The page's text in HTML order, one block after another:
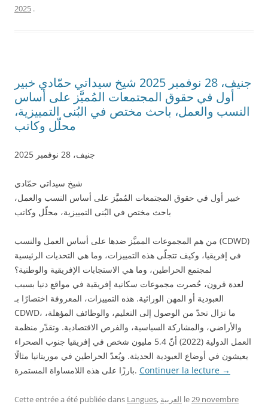
2025 .
جنيف، 28 نوفمبر 2025 شيخ سيداتي حمّادي خبير
أول في حقوق المجتمعات المُميَّز على أساس
النسب والعمل، باحث مختص في البُنى التمييزية،
محلّل وكاتب
جنيف، 28 نوفمبر 2025
شيخ سيداتي حمّادي
خبير أول في حقوق المجتمعات المُميَّز على أساس النسب والعمل،
باحث مختص في البُنى التمييزية، محلّل وكاتب
من هم المجموعات المميَّز ضدها على أساس العمل والنسب (CDWD)
في إفريقيا، وكيف تتجلّى هذه التمييزات، وما هي التحديات الرئيسية
لمجتمع الحراطين، وما هي الاستجابات الإفريقية والوطنية؟
لعدة قرون، حُصرت مجموعات سكانية إفريقية في مواقع دنيا بسبب
العبودية أو المهن الوراثية. هذه التمييزات، المعروفة اختصارًا بـ
CDWD، ما تزال تحدّ من الوصول إلى التعليم، والوظائف المؤهلة،
والأراضي، والمشاركة السياسية، والفرص الاقتصادية. وتقدّر منظمة
العمل الدولية (2022) أنّ 5.4 مليون شخص في إفريقيا جنوب الصحراء
يعيشون في أوضاع العبودية الحديثة. ويُعدّ الحراطين في موريتانيا مثالًا
بارزًا على هذه اللامساواة المستمرة. Continuer la lecture →
Cette entrée a été publiée dans Langues, العربية le29 novembre